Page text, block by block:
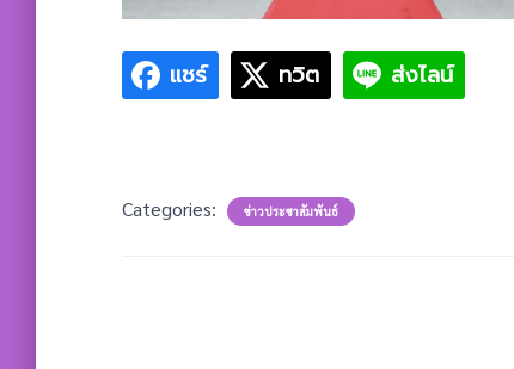
แชร์ ทวิต ส่งไลน์
Categories: ข่าวประชาสัมพันธ์